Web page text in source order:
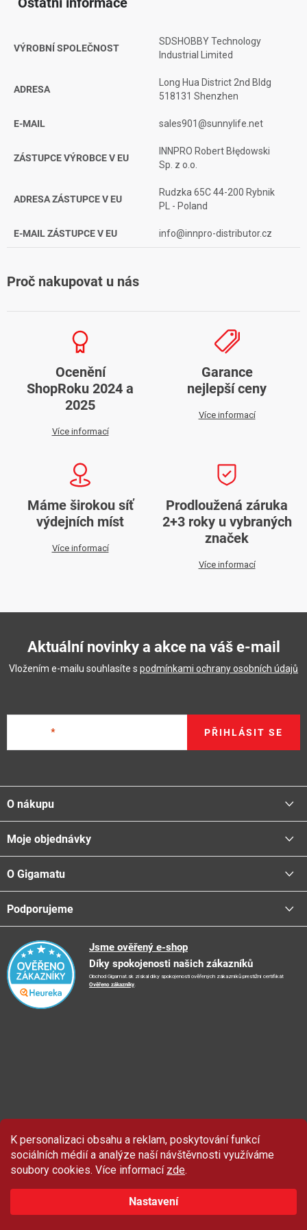
K personalizaci obsahu a reklam, poskytování funkcí
sociálních médií a analýze naší návštěvnosti využíváme
soubory cookies. Více informací zde.
Nastavení
VÝROBNÍ SPOLEČNOST
SDSHOBBY Technology
Industrial Limited
ADRESA
Long Hua District 2nd Bldg
518131 Shenzhen
E-MAIL sales901@sunnylife.net
ZÁSTUPCE VÝROBCE V EU
INNPRO Robert Błędowski
Sp. z o.o.
ADRESA ZÁSTUPCE V EU
Rudzka 65C 44-200 Rybnik
PL - Poland
E-MAIL ZÁSTUPCE V EU info@innpro-distributor.cz
Proč nakupovat u nás
Ocenění
ShopRoku 2024 a
2025
Více informací
Garance
nejlepší ceny
Více informací
Máme širokou síť
výdejních míst
Více informací
Prodloužená záruka
2+3 roky u vybraných
značek
Více informací
Aktuální novinky a akce na váš e-mail
Vložením e-mailu souhlasíte s podmínkami ochrany osobních údajů
PŘIHLÁSIT SE
á
p
a
O nákupu
Proč nakupovat u nás
Platba - možnosti
Centrála a odběrná místa
Reklamační řád
Vrácení zboží a reklamace
Doporučení při nákupu
Ochrana osobních údajů
Moje objednávky
Přihlásit
O Gigamatu
📞Kontakty
📺TV reklama
📝Blog
🤝 Partneři
Podporujeme
Podporujeme
🏨FN Bulovka
🏨Nemocnice Homolka
Jsme ověřený e-shop
Díky spokojenosti našich zákazníků
Obchod Gigamat.sk získal díky spokojenosti ověřených zákazníků prestižní certifikát
Ověřeno zákazníky
Sleva 100 Kčna produkty značky Asist.